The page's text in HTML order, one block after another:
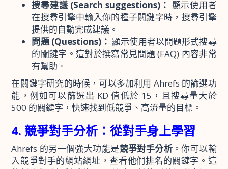
搜尋建議 (Search suggestions)： 顯示使用者
在搜尋引擎中輸入你的種子關鍵字時，搜尋引擎
提供的自動完成建議。
問題 (Questions)： 顯示使用者以問題形式搜尋
的關鍵字。這對於撰寫常見問題 (FAQ) 內容非常
有幫助。
在關鍵字研究的時候，可以多加利用 Ahrefs 的篩選功
能，例如可以篩選出 KD 值低於 15，且搜尋量大於
500 的關鍵字，快速找到低競爭、高流量的目標。
4. 競爭對手分析：從對手身上學習
Ahrefs 的另一個強大功能是競爭對手分析。你可以輸
入競爭對手的網站網址，查看他們排名的關鍵字。這